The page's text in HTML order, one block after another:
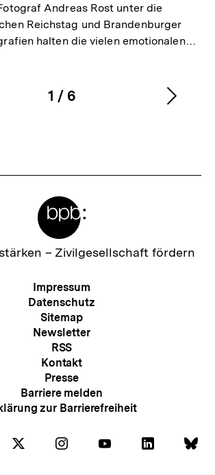
Andreas Rost unter die
Reichstag und Brandenburger
halten die vielen emotionalen…
Karussellinhalt
1
von
/ 6
– Zivilgesellschaft fördern
Meta-
Navigation
Impressum
Datenschutz
Sitemap
Newsletter
RSS
Kontakt
Presse
Barriere melden
zur Barrierefreiheit
Folgen Folgen
Auf
Folgen Folgen